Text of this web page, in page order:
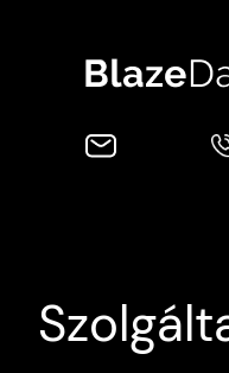
tartalomhoz